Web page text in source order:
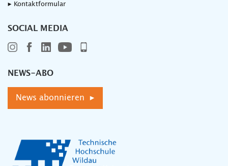
▸ Kontaktformular
SOCIAL MEDIA
NEWS-ABO
News abonnieren ▸